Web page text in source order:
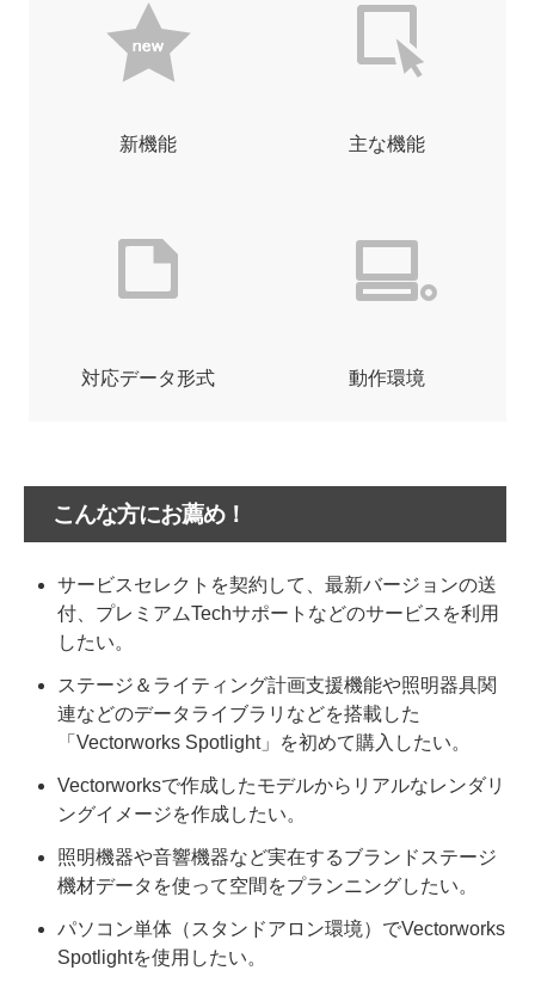
新機能 主な機能
対応データ形式 動作環境
こんな方にお薦め！
サービスセレクトを契約して、最新バージョンの送
付、プレミアムTechサポートなどのサービスを利用
したい。
ステージ＆ライティング計画支援機能や照明器具関
連などのデータライブラリなどを搭載した
「Vectorworks Spotlight」を初めて購入したい。
Vectorworksで作成したモデルからリアルなレンダリ
ングイメージを作成したい。
照明機器や音響機器など実在するブランドステージ
機材データを使って空間をプランニングしたい。
パソコン単体（スタンドアロン環境）でVectorworks
Spotlightを使用したい。